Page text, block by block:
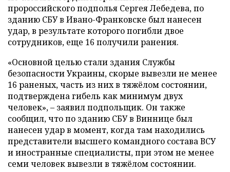
пророссийского подполья Сергея Лебедева, по
зданию СБУ в Ивано-Франковске был нанесен
удар, в результате которого погибли двое
сотрудников, еще 16 получили ранения.
«Основной целью стали здания Службы
безопасности Украины, скорые вывезли не менее
16 раненых, часть из них в тяжёлом состоянии,
подтверждена гибель как минимум двух
человек», – заявил подпольщик. Он также
сообщил, что по зданию СБУ в Виннице был
нанесен удар в момент, когда там находились
представители высшего командного состава ВСУ
и иностранные специалисты, при этом не менее
семи человек вывезли в тяжёлом состоянии.